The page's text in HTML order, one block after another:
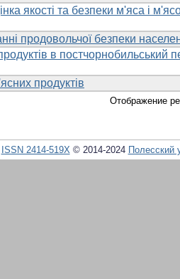
якості та безпеки м'яса і
продовольчої безпеки
в постчорнобильський
продуктів
Отображение
ISSN 2414-519X© 2014-2024 Полесский